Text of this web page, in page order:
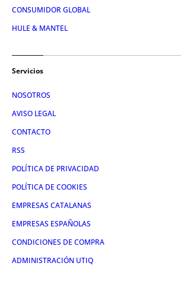
CONSUMIDOR GLOBAL
HULE & MANTEL
Servicios
NOSOTROS
AVISO LEGAL
CONTACTO
RSS
POLÍTICA DE PRIVACIDAD
POLÍTICA DE COOKIES
EMPRESAS CATALANAS
EMPRESAS ESPAÑOLAS
CONDICIONES DE COMPRA
ADMINISTRACIÓN UTIQ